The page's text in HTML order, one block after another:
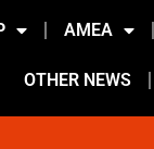
ΑΜΕΑ
OTHER NEWS